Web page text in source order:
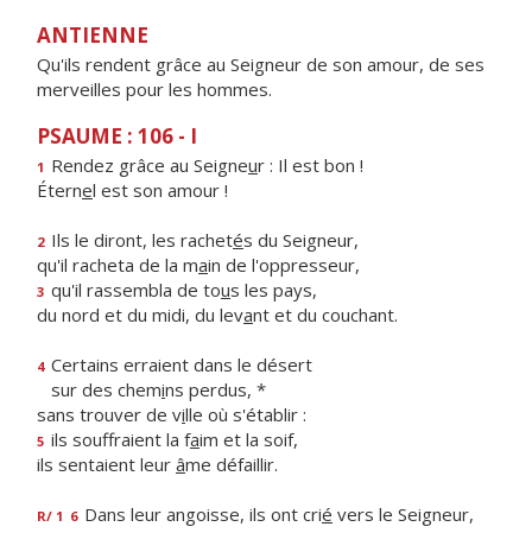
ANTIENNE
Qu'ils rendent grâce au Seigneur de son amour, de ses
merveilles pour les hommes.
PSAUME : 106 - I
1 Rendez grâce au Seigneur : Il est bon !
Éternel est son amour !
2 Ils le diront, les rachetés du Seigneur,
qu'il racheta de la main de l'oppresseur,
3 qu'il rassembla de tous les pays,
du nord et du midi, du levant et du couchant.
4 Certains erraient dans le désert
sur des chemins perdus, *
sans trouver de ville où s'établir :
5 ils souffraient la faim et la soif,
ils sentaient leur âme défaillir.
R/ 1 6 Dans leur angoisse, ils ont crié vers le Seigneur,